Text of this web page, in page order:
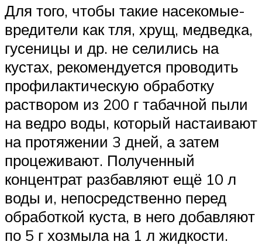
Для того, чтобы такие насекомые-
вредители как тля, хрущ, медведка,
гусеницы и др. не селились на
кустах, рекомендуется проводить
профилактическую обработку
раствором из 200 г табачной пыли
на ведро воды, который настаивают
на протяжении 3 дней, а затем
процеживают. Полученный
концентрат разбавляют ещё 10 л
воды и, непосредственно перед
обработкой куста, в него добавляют
по 5 г хозмыла на 1 л жидкости.